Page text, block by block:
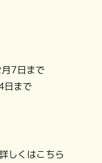
7日まで
まで
しくはこちら